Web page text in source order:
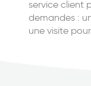
service client
demandes :
une visite